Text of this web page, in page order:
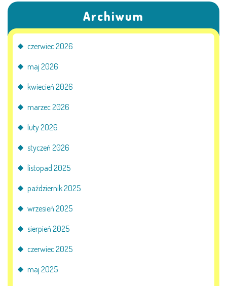
DEKLARACJA DOSTĘPNOŚCI
NASZA KONCEPCJA
KORZYSTANIE Z TIK
PROGRAMY
KONKURSY
Archiwum
czerwiec 2026
maj 2026
kwiecień 2026
marzec 2026
luty 2026
styczeń 2026
listopad 2025
październik 2025
wrzesień 2025
sierpień 2025
czerwiec 2025
maj 2025